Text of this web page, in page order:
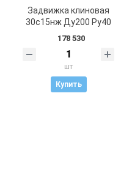
Задвижка клиновая
30с15нж Ду200 Ру40
178 530
шт
Купить